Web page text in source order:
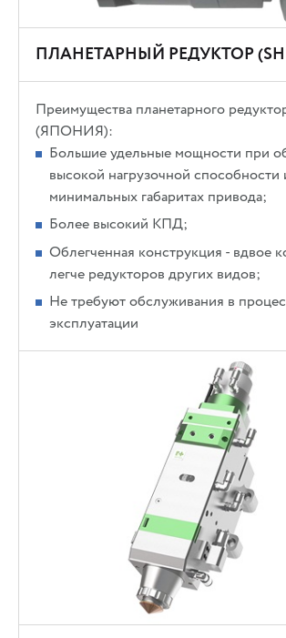
ПЛАНЕТАРНЫЙ РЕДУКТОР
Преимущества планетарного
(ЯПОНИЯ):
Большие удельные мощности при
высокой нагрузочной способности
минимальных габаритах привода;
Более высокий КПД;
Облегченная конструкция - вдвое
легче редукторов других видов;
Не требуют обслуживания в
эксплуатации